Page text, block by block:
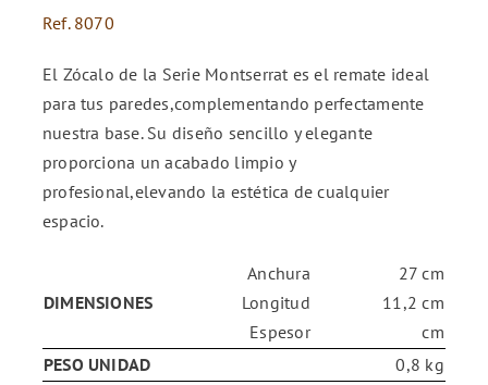
Ref. 8070
El Zócalo de la Serie Montserrat es el remate ideal
para tus paredes,complementando perfectamente
nuestra base. Su diseño sencillo y elegante
proporciona un acabado limpio y
profesional,elevando la estética de cualquier
espacio.
DIMENSIONES
Anchura
Longitud
Espesor
27 cm
11,2 cm
cm
PESO UNIDAD
0,8 kg